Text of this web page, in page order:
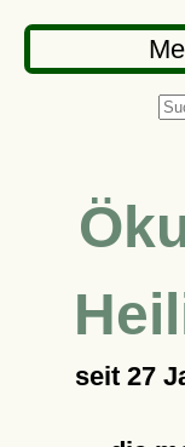
seit 27